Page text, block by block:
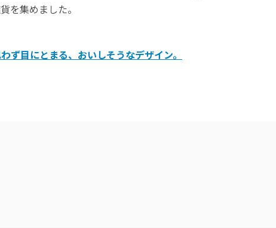
を集めました。
ず目にとまる、おいしそうなデザイン。